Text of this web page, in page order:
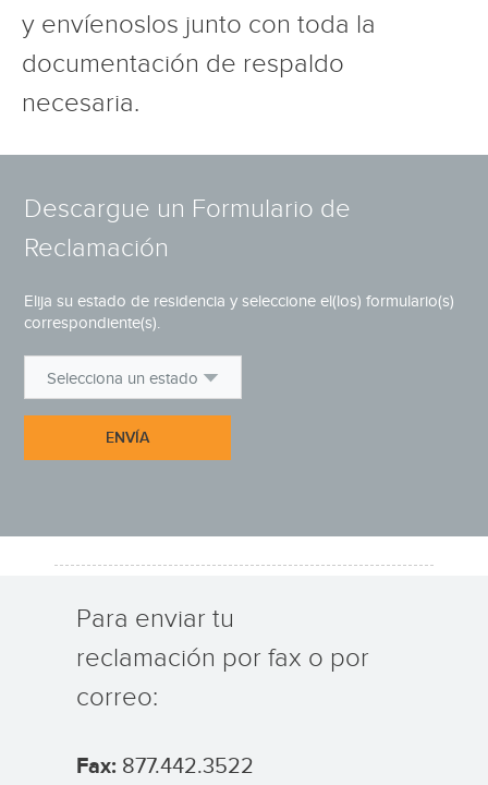
y envíenoslos junto con toda la
documentación de respaldo
necesaria.
Descargue un Formulario de
Reclamación
Elija su estado de residencia y seleccione el(los) formulario(s)
correspondiente(s).
Selecciona un estado
ENVÍA
Para enviar tu
reclamación por fax o por
correo:
Fax: 877.442.3522